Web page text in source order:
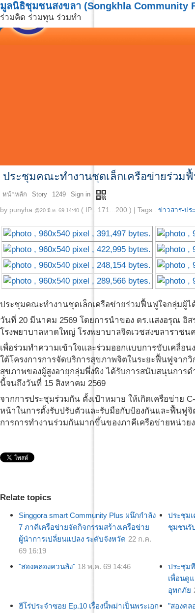
มูลนิธิชุมชนสงขลา (Songkhla Community
ร่วมคิด ร่วมทุน ร่วมทำ
ประชุมคณะทำงานชุดเล็กเครือข่ายร่วม
หน้าหลัก Story 1249 Sign in qr_code
by punyha @20 มี.ค. 69 14:40 ( IP : 171...200 ) Tags : ข่าวสาร-ปร
ประชุมคณะทำงานชุดเล็กเครือข่ายร่วมฟื้นฟูใจกลุ่มผู้
วันที่ 20 มีนาคม 2569 โดยการนำของ ดร.แสงอรุณ อิ
โรงพยาบาลหาดใหญ่ โรงพยาบาลจิตเวชสงขลารา
เพื่อร่วมทำความเข้าใจและร่วมออกแบบการขับเคลื่
ใต้โครงการการจัดบริการสุขภาพจิตในระยะฟื้นฟูจา
สุขภาพของผู้สูงอายุกลุ่มพึ่งพิง ได้รับการสนับสนุนการ
นี้จนถึงวันที่ 15 สิงหาคม 2569
จากการประชุมร่วมกัน ตั้งเป้าหมาย ให้เกิดเครือข่าย
หน้าในการตั้งรับปรับตัวและรับมือกับป้องกันและฟื้นฟู
การการทำงานร่วมกันมากขึ้นของภาคีเครือข่ายหน่ว
Relate topics
Singgora smart Community Plus ผนึกกำลัง
7 ภาคีเครือข่ายจัดกิจกรรมสร้างเครือข่าย
ผู้นำการเปลี่ยนแปลง ระดับจังหวัด 22 ก.ค.
69 16:19
ประชุม
ชุมชนรั
"สองคลองควนลัง" 18 พ.ค. 69 14:46
ประชุม
เพื่อนดู
อุทกภัย
ฮีโร่ประจำซอย Ep.10 เรื่องนี้พม่าเป็นพระเอก
"สองคล